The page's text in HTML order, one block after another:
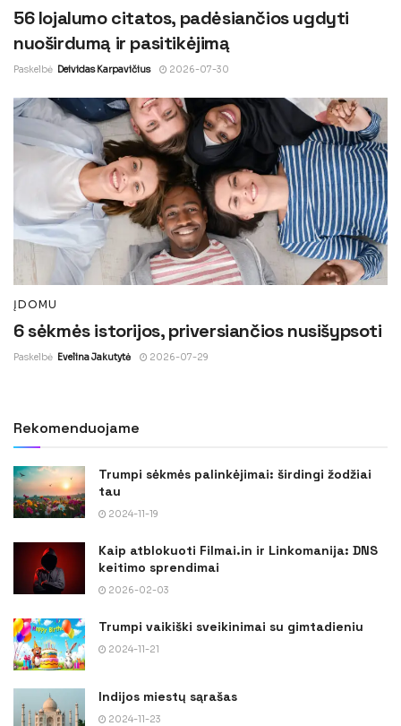
56 lojalumo citatos, padėsiančios ugdyti
nuoširdumą ir pasitikėjimą
Paskelbė Deividas Karpavičius 2026-07-30
ĮDOMU
6 sėkmės istorijos, priversiančios nusišypsoti
Paskelbė Evelina Jakutytė 2026-07-29
Rekomenduojame
Trumpi sėkmės palinkėjimai: širdingi žodžiai
tau
2024-11-19
Kaip atblokuoti Filmai.in ir Linkomanija: DNS
keitimo sprendimai
2026-02-03
Trumpi vaikiški sveikinimai su gimtadieniu
2024-11-21
Indijos miestų sąrašas
2024-11-23